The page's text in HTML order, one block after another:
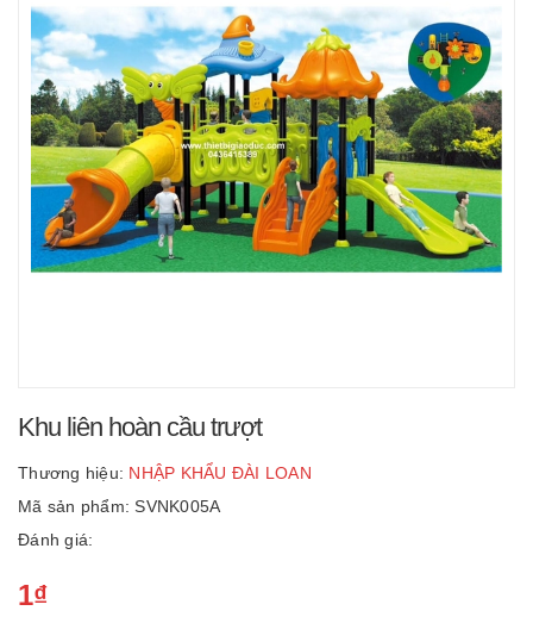
Khu liên hoàn cầu trượt
Thương hiệu: NHẬP KHẨU ĐÀI LOAN
Mã sản phẩm: SVNK005A
Đánh giá:
1₫